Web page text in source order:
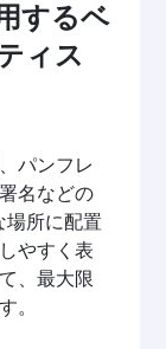
するベ
ィス
パンフレ
名などの
場所に配置
やすく表
、最大限
。